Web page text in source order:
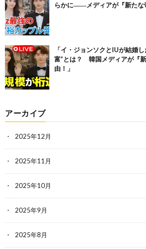
らかに――メディアが『新たな
「イ・ジョンソクとIUが結婚
富”とは？ 韓国メディアが『
由！」
アーカイブ
2025年12月
2025年11月
2025年10月
2025年9月
2025年8月